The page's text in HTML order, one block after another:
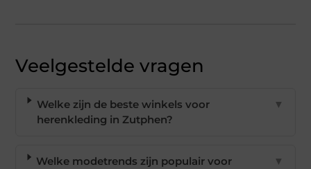
Veelgestelde vragen
Welke zijn de beste winkels voor
herenkleding in Zutphen?
▼
Welke modetrends zijn populair voor
▼